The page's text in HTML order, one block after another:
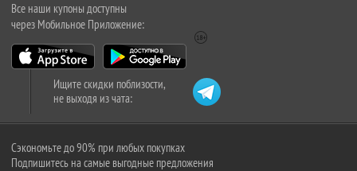
Все наши купоны доступны
через Мобильное Приложение:
Ищите скидки поблизости,
не выходя из чата:
Сэкономьте до 90% при любых покупках
Подпишитесь на самые выгодные предложения